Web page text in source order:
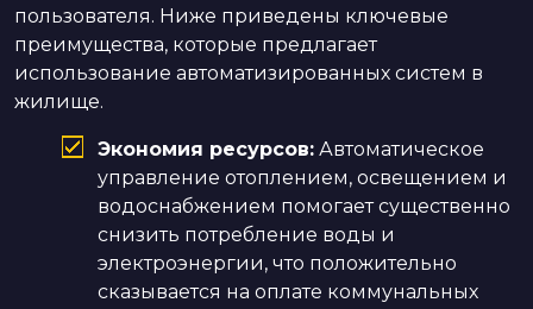
пользователя. Ниже приведены ключевые
преимущества, которые предлагает
использование автоматизированных систем в
жилище.
Экономия ресурсов: Автоматическое
управление отоплением, освещением и
водоснабжением помогает существенно
снизить потребление воды и
электроэнергии, что положительно
сказывается на оплате коммунальных